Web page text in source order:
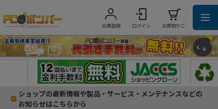
会員登録 ログイン お買物かご
ショップの最新情報や製品・サービス・メンテナンスなどの
お知らせはこちらから